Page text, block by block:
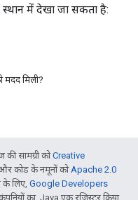
में देखा जा सकता है:
मिली?
सामग्री कोCreative
कोड के नमूनों कोApache 2.0
के लिए, Google Developers
का, Java एक रजिस्टर किया